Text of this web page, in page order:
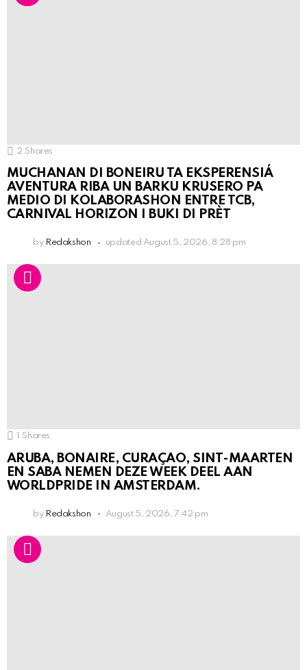
2 Shares
MUCHANAN DI BONEIRU TA EKSPERENSIÁ
AVENTURA RIBA UN BARKU KRUSERO PA
MEDIO DI KOLABORASHON ENTRE TCB,
CARNIVAL HORIZON I BUKI DI PRÈT
by Redakshon updated August 5, 2026, 8:28 pm
Shares
ARUBA, BONAIRE, CURAÇAO, SINT-MAARTEN
EN SABA NEMEN DEZE WEEK DEEL AAN
WORLDPRIDE IN AMSTERDAM.
by Redakshon August 5, 2026, 7:42 pm